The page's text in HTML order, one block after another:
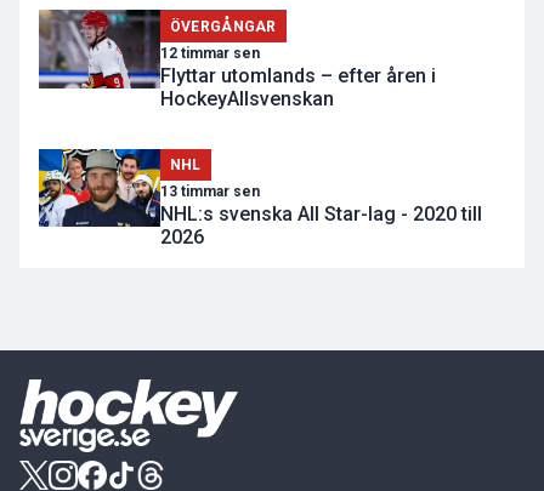
ÖVERGÅNGAR
12 timmar sen
Flyttar utomlands – efter åren i
HockeyAllsvenskan
NHL
13 timmar sen
NHL:s svenska All Star-lag - 2020 till
2026